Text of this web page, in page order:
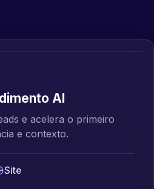
AI
e acelera o primeiro
e contexto.
Site